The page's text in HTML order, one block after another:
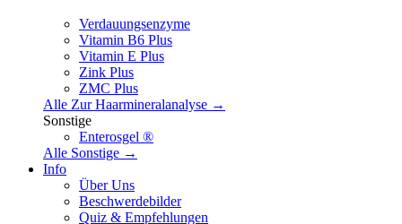
Verdauungsenzyme
Vitamin B6 Plus
Vitamin E Plus
Zink Plus
ZMC Plus
Alle Zur Haarmineralanalyse →
Sonstige
Enterosgel ®
Alle Sonstige →
Info
Über Uns
Beschwerdebilder
Quiz & Empfehlungen